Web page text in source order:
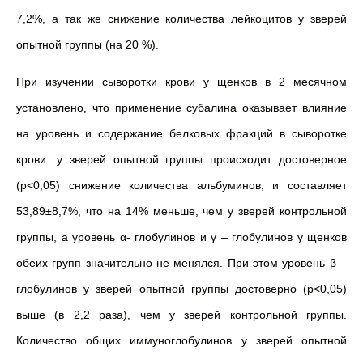
7,2%, а так же снижение количества лейкоцитов у зверей
опытной группы (на 20 %).
При изучении сыворотки крови у щенков в 2 месячном
установлено, что применение субалина оказывает влияние
на уровень и содержание белковых фракций в сыворотке
крови: у зверей опытной группы происходит достоверное
(p<0,05) снижение количества альбуминов, и составляет
53,89±8,7%, что на 14% меньше, чем у зверей контрольной
группы, а уровень α- глобулинов и γ – глобулинов у щенков
обеих групп значительно не менялся. При этом уровень β –
глобулинов у зверей опытной группы достоверно (p<0,05)
выше (в 2,2 раза), чем у зверей контрольной группы.
Количество общих иммуноглобулинов у зверей опытной